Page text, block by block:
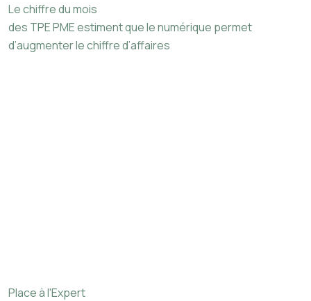
Le chiffre du mois
des TPE PME estiment que le numérique permet
d’augmenter le chiffre d’affaires
Place à l'Expert